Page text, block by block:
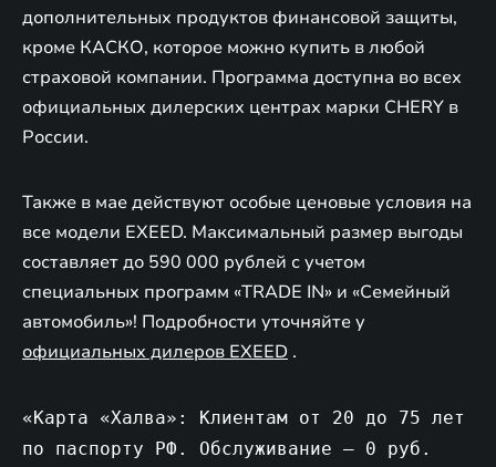
дополнительных продуктов финансовой защиты,
кроме КАСКО, которое можно купить в любой
страховой компании. Программа доступна во всех
официальных дилерских центрах марки CHERY в
России.
Также в мае действуют особые ценовые условия на
все модели EXEED. Максимальный размер выгоды
составляет до 590 000 рублей с учетом
специальных программ «TRADE IN» и «Семейный
автомобиль»! Подробности уточняйте у
официальных дилеров EXEED .
«Карта «Халва»: Клиентам от 20 до 75 лет
по паспорту РФ. Обслуживание – 0 руб.